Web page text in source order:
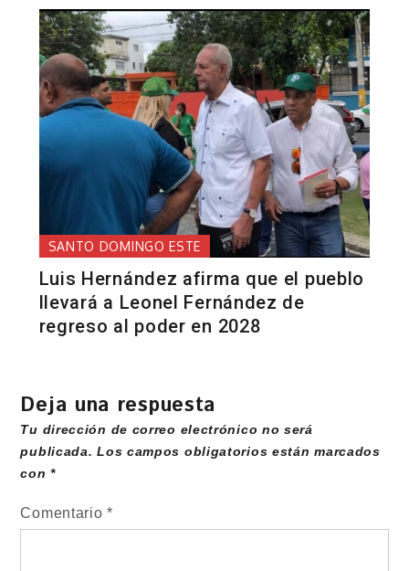
SANTO DOMINGO ESTE
Luis Hernández afirma que el pueblo
llevará a Leonel Fernández de
regreso al poder en 2028
Deja una respuesta
Tu dirección de correo electrónico no será
publicada. Los campos obligatorios están marcados
con*
Comentario*